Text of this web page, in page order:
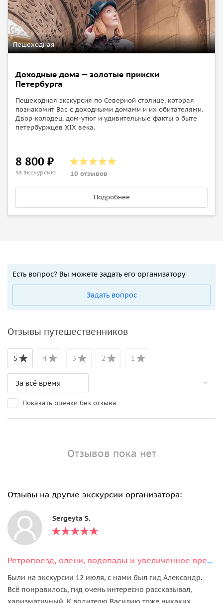
Пешеходная
Доходные дома — золотые прииски
Петербурга
Пешеходная экскурсия по Северной столице, которая
познакомит Вас с доходными домами и их обитателями.
Двор-колодец, дом-утюг и удивительные факты о быте
петербуржцев XIX века.
8 800 ₽
за экскурсию 10 отзывов
Подробнее
Есть вопрос? Вы можете задать его организатору
Задать вопрос
Отзывы путешественников
5 4 3 2 1
Показать оценки без отзыва
Отзывов пока нет
Отзывы на другие экскурсии организатора:
Sergeyta S.
Ретропоезд, олени, водопады и увеличенное время в парке Рускеала
Были на экскурсии 12 июля, с нами был гид Александр.
Всё понравилось, гид очень интересно рассказывал,